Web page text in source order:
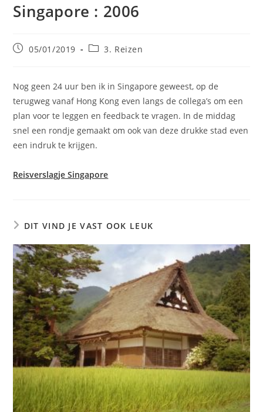
Singapore : 2006
Bericht05/01/2019 Berichtcategorie:
3. Reizen
Nog geen 24 uur ben ik in Singapore geweest, op de
terugweg vanaf Hong Kong even langs de collega’s om een
plan voor te leggen en feedback te vragen. In de middag
snel een rondje gemaakt om ook van deze drukke stad even
een indruk te krijgen.
Reisverslagje Singapore
DIT VIND JE VAST OOK LEUK